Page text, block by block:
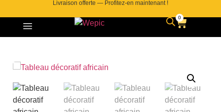
Livraison offerte — Profitez-en maintenant !
0